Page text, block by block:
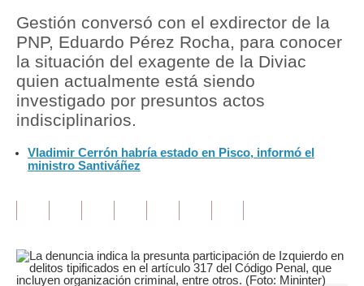
Política
Tu Dinero
Finanzas Personales
Plus G
Opinión
Pregunta de hoy
Gestión conversó con el exdirector de la
PNP, Eduardo Pérez Rocha, para conocer
la situación del exagente de la Diviac
quien actualmente está siendo
investigado por presuntos actos
indisciplinarios.
Vladimir Cerrón habría estado en Pisco, informó el
ministro Santiváñez